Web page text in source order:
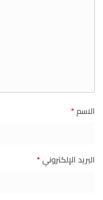
الاسم*
البريد الإلكتروني*